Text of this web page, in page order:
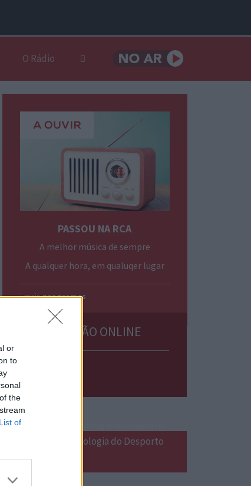
or
to
the
of
O Rádio
PASSOU NA RCA
A melhor música de sempre
A qualquer hora, em qualuqer lugar
› maisprogramas
EMISSÃO ONLINE
Formação em Psicologia do Desporto